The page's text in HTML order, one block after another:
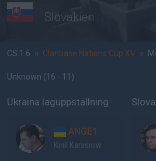
Slovakien
CS 1.6 » Clanbase Nations Cup XV »
Unknown (16 - 11 )
Ukraina laguppställning
ANGE1
Kirill Karasiow